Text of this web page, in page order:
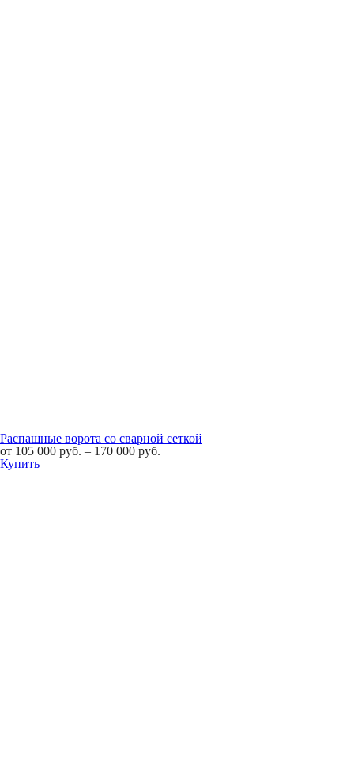
Распашные ворота со сварной сеткой
от 105 000 руб. – 170 000 руб.
Купить